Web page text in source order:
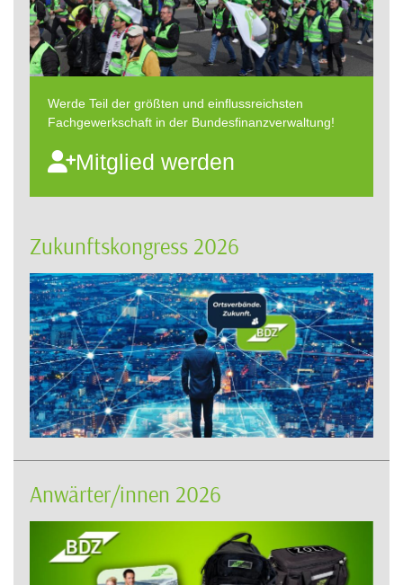
Werde Teil der größten und einflussreichsten
Fachgewerkschaft in der Bundesfinanzverwaltung!
Mitglied werden
Zukunftskongress 2026
Anwärter/innen 2026